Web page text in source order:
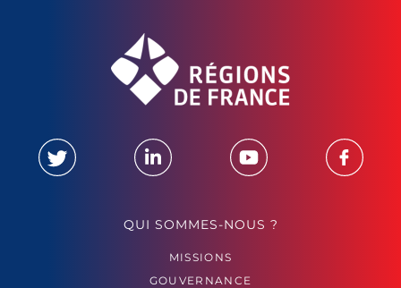
QUI SOMMES-NOUS ?
MISSIONS
GOUVERNANCE